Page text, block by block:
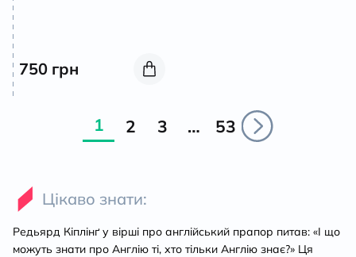
750 грн
1 2 3 … 53
Цікаво знати:
Редьярд Кіплінґ у вірші про англійський прапор питав: «І що
можуть знати про Англію ті, хто тільки Англію знає?» Ця